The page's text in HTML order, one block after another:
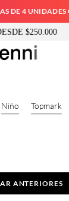
DE 4 UNIDADES
$250.000
Niño Topmark
ANTERIORES